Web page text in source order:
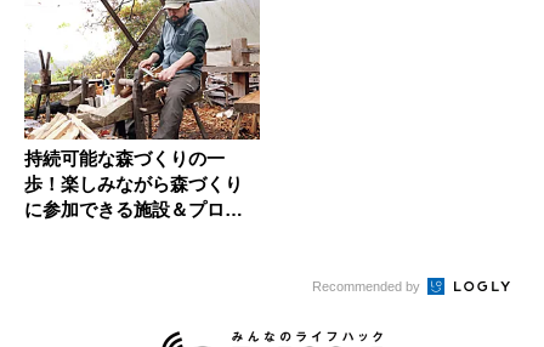
持続可能な森づくりの一
歩！楽しみながら森づくり
に参加できる施設＆プログ
Recommended by